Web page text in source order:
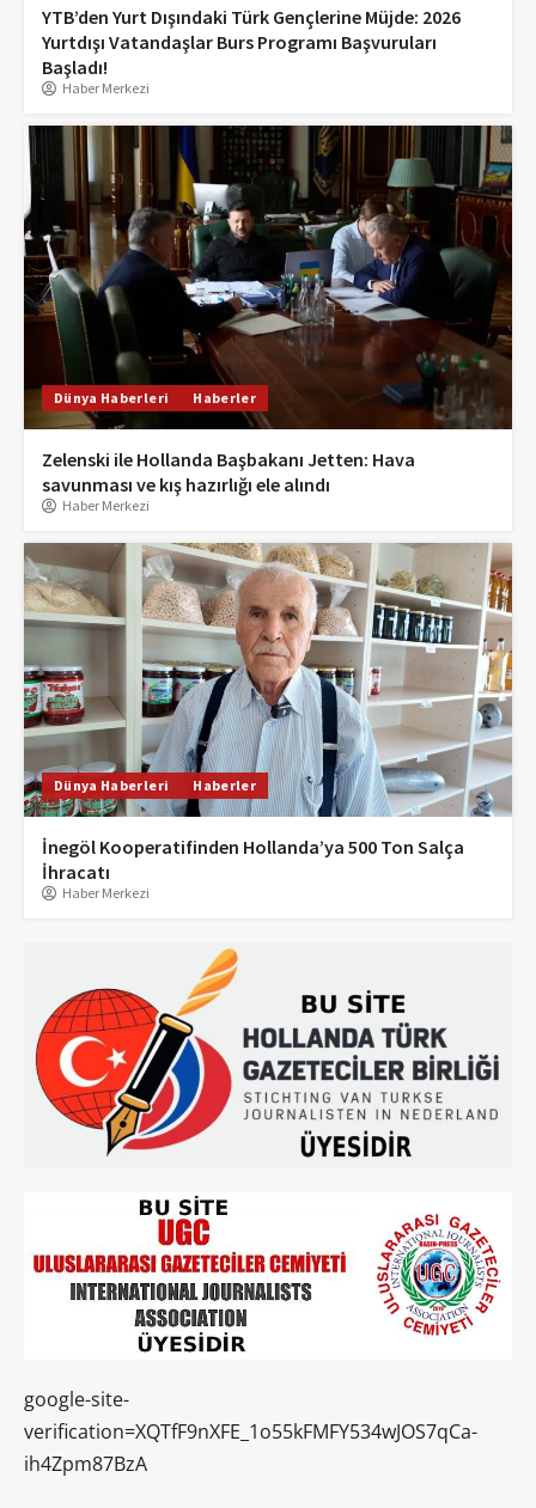
YTB’den Yurt Dışındaki Türk Gençlerine Müjde: 2026
Yurtdışı Vatandaşlar Burs Programı Başvuruları
Başladı!
Haber Merkezi
Dünya Haberleri Haberler
Zelenski ile Hollanda Başbakanı Jetten: Hava
savunması ve kış hazırlığı ele alındı
Haber Merkezi
Dünya Haberleri Haberler
İnegöl Kooperatifinden Hollanda’ya 500 Ton Salça
İhracatı
Haber Merkezi
google-site-
verification=XQTfF9nXFE_1o55kFMFY534wJOS7qCa-
ih4Zpm87BzA